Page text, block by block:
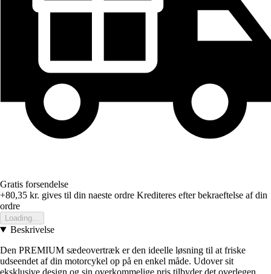
Gratis forsendelse
+80,35 kr. gives til din naeste ordre Krediteres efter bekraeftelse af din
ordre
Loading...
Beskrivelse
Den PREMIUM sædeovertræk er den ideelle løsning til at friske
udseendet af din motorcykel op på en enkel måde. Udover sit